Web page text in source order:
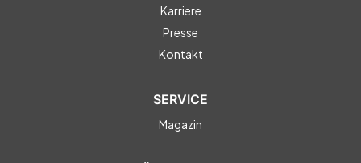
Karriere
Presse
Kontakt
SERVICE
Magazin